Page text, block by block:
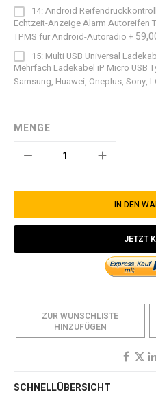
14: Android
Echtzeit-Anzeige Alarm Autoreifen
TPMS für Android-Autoradio +
15: Multi USB Universal
Mehrfach Ladekabel iP Micro USB
Samsung, Huawei, Oneplus, Sony,
MENGE
IN DEN
JETZT
ZUR WUNSCHLISTE
HINZUFÜGEN
SCHNELLÜBERSICHT